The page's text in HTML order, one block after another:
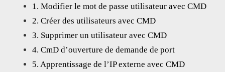
1. Modifier le mot de passe utilisateur avec CMD
2. Créer des utilisateurs avec CMD
3. Supprimer un utilisateur avec CMD
4. CmD d’ouverture de demande de port
5. Apprentissage de l’IP externe avec CMD